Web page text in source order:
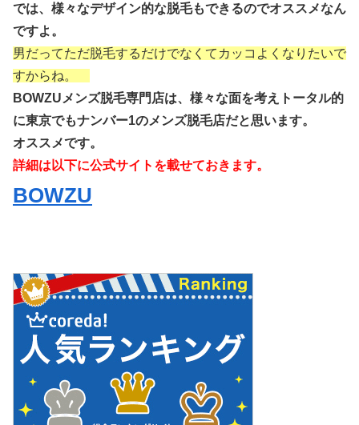
では、様々なデザイン的な脱毛もできるのでオススメなん
ですよ。
男だってただ脱毛するだけでなくてカッコよくなりたいで
すからね。
BOWZUメンズ脱毛専門店は、様々な面を考えトータル的
に東京でもナンバー1のメンズ脱毛店だと思います。
オススメです。
詳細は以下に公式サイトを載せておきます。
BOWZU